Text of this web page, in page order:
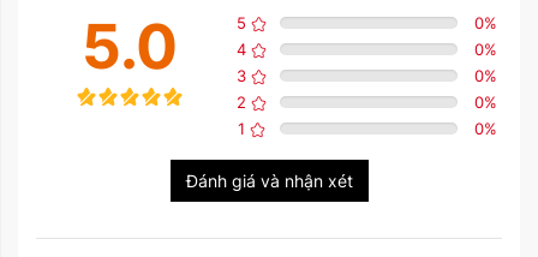
5.0 5 0%
4
0%
3
0%
2
0%
1
0%
Đánh giá và nhận xét